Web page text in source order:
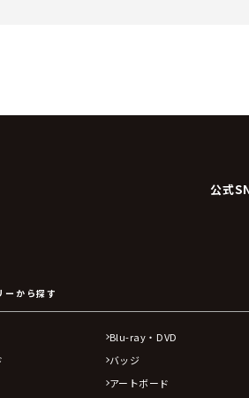
公式
ーから探す
Blu-ray・DVD
バッジ
アートボード